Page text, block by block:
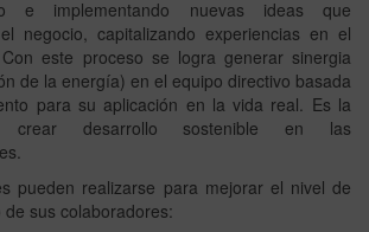
e implementando nuevas ideas que
negocio, capitalizando experiencias en el
este proceso se logra generar sinergia
de la energía) en el equipo directivo basada
para su aplicación en la vida real. Es la
desarrollo sostenible en las
pueden realizarse para mejorar el nivel de
sus colaboradores: